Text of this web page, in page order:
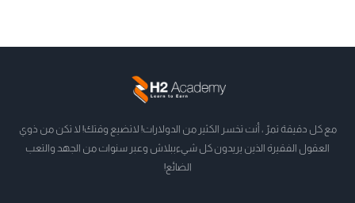
مع كل دقيقة تمرّ ، أنت تخسر الكثير من الدولارات! لاتضيع وقتك! لا تكن من ذوي
العقول الفقيرة الذين يريدون كل شيءببلاش وعبر سنوات من الجهد والتعب
الضائع!